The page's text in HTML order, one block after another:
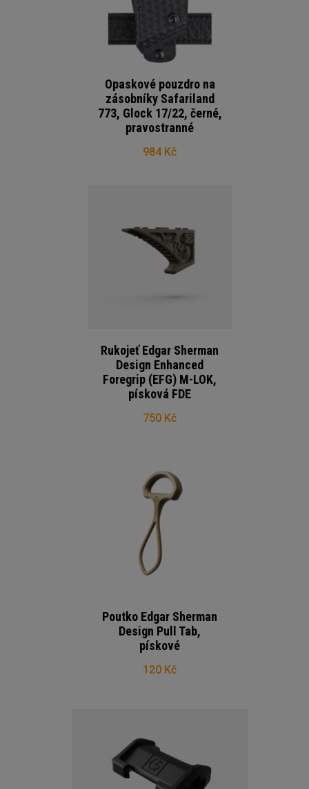
Opaskové pouzdro na
zásobníky Safariland
773, Glock 17/22, černé,
pravostranné
984 Kč
Rukojeť Edgar Sherman
Design Enhanced
Foregrip (EFG) M-LOK,
písková FDE
750 Kč
Poutko Edgar Sherman
Design Pull Tab,
pískové
120 Kč